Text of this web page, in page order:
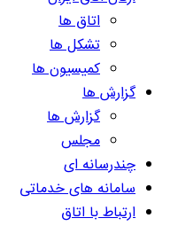
اتاق ها
تشکل ها
کمیسیون ها
گزارش ها
گزارش ها
مجلس
چندرسانه ای
سامانه های خدماتی
ارتباط با اتاق